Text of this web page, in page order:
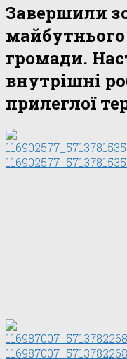
Завершили
громади.
внутрішні
прилеглої